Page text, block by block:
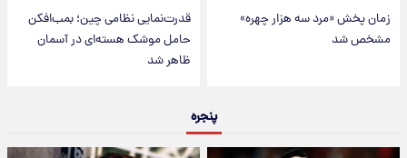
زمان پخش «مرد سه هزار چهره»
مشخص شد
قدرت‌نمایی نظامی چین؛ بمب‌افکن
حامل موشک هسته‌ای در آسمان
ظاهر شد
پنجره